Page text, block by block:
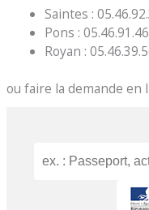
Saintes :
Pons :
Royan :
ou faire la demande en